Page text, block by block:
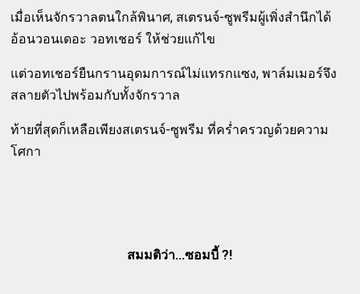
เมื่อเห็นจักรวาลตนใกล้พินาศ, สเตรนจ์-ซูพรีมผู้เพิ่งสำนึกได้
อ้อนวอนเดอะ วอทเชอร์ ให้ช่วยแก้ไข
แต่วอทเชอร์ยืนกรานอุดมการณ์ไม่แทรกแซง, พาล์มเมอร์จึง
สลายตัวไปพร้อมกับทั้งจักรวาล
ท้ายที่สุดก็เหลือเพียงสเตรนจ์-ซูพรีม ที่คร่ำครวญด้วยความ
โศกา
สมมติว่า...ซอมบี้ ?!